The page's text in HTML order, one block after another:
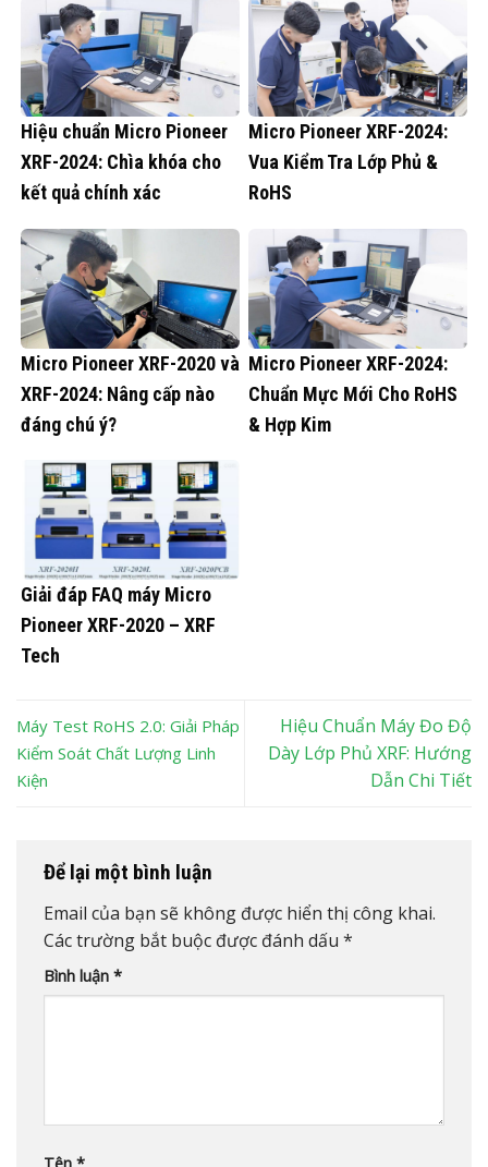
Hiệu chuẩn Micro Pioneer
XRF-2024: Chìa khóa cho
kết quả chính xác
Micro Pioneer XRF-2024:
Vua Kiểm Tra Lớp Phủ &
RoHS
Micro Pioneer XRF-2020 và
XRF-2024: Nâng cấp nào
đáng chú ý?
Micro Pioneer XRF-2024:
Chuẩn Mực Mới Cho RoHS
& Hợp Kim
Giải đáp FAQ máy Micro
Pioneer XRF-2020 – XRF
Tech
Máy Test RoHS 2.0: Giải Pháp
Kiểm Soát Chất Lượng Linh
Kiện
Hiệu Chuẩn Máy Đo Độ
Dày Lớp Phủ XRF: Hướng
Dẫn Chi Tiết
Để lại một bình luận
Email của bạn sẽ không được hiển thị công khai.
Các trường bắt buộc được đánh dấu *
Bình luận *